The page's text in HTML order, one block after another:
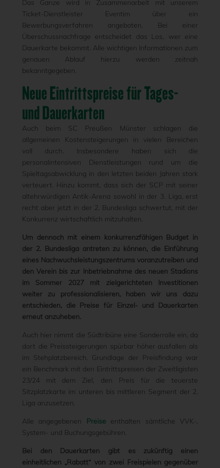
Das Ganze wird in Zusammenarbeit mit unserem
Ticket-Dienstleister Eventim über ein
Bewerbungsverfahren angeboten. Bei einer
Überschussnachfrage entscheidet das Los, wer eine
Dauerkarte bekommt. Alle wichtigen Informationen zum
genauen Ablauf hierzu werden zeitnah
bekanntgegeben.
Neue Eintrittspreise für Tages-
und Dauerkarten
Auch beim SC Preußen Münster schlagen die
allgemeinen Kostensteigerungen in vielen Bereichen
voll durch. Insbesondere haben sich die
personalintensiven Dienstleistungen rund um die
Spieltagsabwicklung in den letzten beiden Jahren stark
verteuert. Hinzu kommt, dass sich der SCP mit seiner
altehrwürdigen Antik-Arena sowohl in der 3. Liga, erst
recht aber jetzt in der 2. Bundesliga schwertut, mit der
Konkurrenz wirtschaftlich mitzuhalten.
Um dennoch mit einem konkurrenzfähigen Budget in
der 2. Bundesliga antreten zu können, die Einführung
eines Nachwuchsleistungszentrums voranzutreiben und
den Verein bis zur Inbetriebnahme des neuen Stadions
im Sommer 2027 mit zielgerichteten Investitionen
weiter zu professionalisieren, haben wir uns dazu
entschieden, die Preise für Einzel- und Dauerkarten
erneut anzuheben.
Auch hier nimmt die Südtribüne eine Sonderrolle ein, da
dort die Preissteigerungen spürbar höher ausfallen als
im Stehplatzbereich. Grundlage der Preisfindung war
ein Benchmark mit den Eintrittspreisen der Zweitligisten
23/24 mit dem Ziel, den Preis für die teuerste
Sitzplatzkarte im unteren bis mittleren Segment der 2.
Liga anzusetzen.
Alle angegebenen Preise
enthalten sämtliche VVK-,
System- und Buchungsgebühren.
Bei den Dauerkarten gibt es zukünftig einen
einheitlichen „Rabatt“ von zwei Freispielen gegenüber